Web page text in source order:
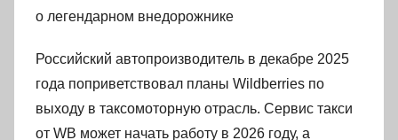
о легендарном внедорожнике
Российский автопроизводитель в декабре 2025
года поприветствовал планы Wildberries по
выходу в таксомоторную отрасль. Сервис такси
от WB может начать работу в 2026 году, а